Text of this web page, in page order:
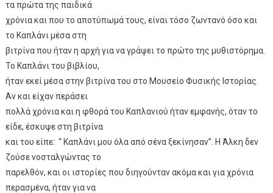
τα πρώτα της παιδικά
χρόνια και που το αποτύπωμά τους, είναι τόσο ζωντανό όσο και
το Καπλάνι μέσα στη
βιτρίνα που ήταν η αρχή για να γράψει το πρώτο της μυθιστόρημα.
Το Καπλάνι του βιβλίου,
ήταν εκεί μέσα στην βιτρίνα του στο Μουσείο Φυσικής Ιστορίας.
Αν και είχαν περάσει
πολλά χρόνια και η φθορά του Καπλανιού ήταν εμφανής, όταν το
είδε, έσκυψε στη βιτρίνα
και του είπε: “ Καπλάνι μου όλα από σένα ξεκίνησαν”. Η Άλκη δεν
ζούσε νοσταλγώντας το
παρελθόν, και οι ιστορίες που διηγούνταν ακόμα και για χρόνια
περασμένα, ήταν για να